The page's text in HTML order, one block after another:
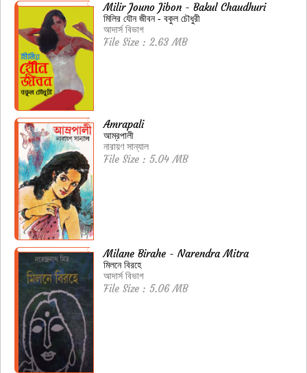
Milir Jouno Jibon - Bakul Chaudhuri
মিলির যৌন জীবন - বকুল চৌধুরী
আদার্স বিভাগ
File Size : 2.63 MB
Amrapali
আম্রপালী
নারায়ণ সান্যাল
File Size : 5.04 MB
Milane Birahe - Narendra Mitra
মিলনে বিরহে
আদার্স বিভাগ
File Size : 5.06 MB